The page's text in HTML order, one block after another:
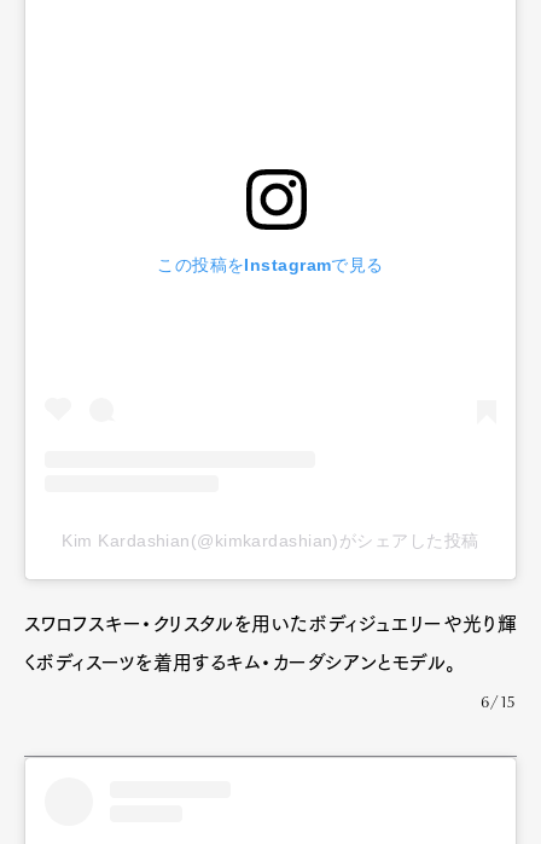
この投稿をInstagramで見る
Kim Kardashian(@kimkardashian)がシェアした投稿
スワロフスキー・クリスタルを用いたボディジュエリーや光り輝
くボディスーツを着用するキム・カーダシアンとモデル。
6/15